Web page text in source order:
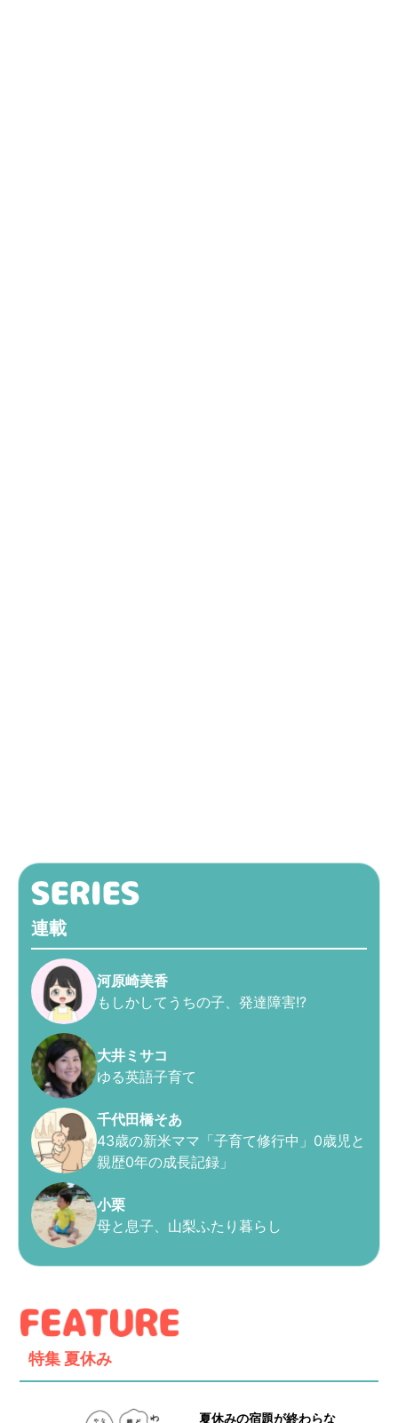
連載
河原崎美香
もしかしてうちの子、発達障害!?
大井ミサコ
ゆる英語子育て
千代田橋そあ
43歳の新米ママ「子育て修行中」0歳児と
親歴0年の成長記録」
小栗
母と息子、山梨ふたり暮らし
特集 夏休み
夏休みの宿題が終わらな